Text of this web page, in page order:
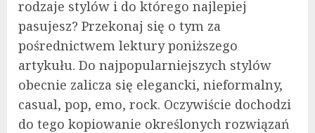
rodzaje stylów i do którego najlepiej
pasujesz? Przekonaj się o tym za
pośrednictwem lektury poniższego
artykułu. Do najpopularniejszych stylów
obecnie zalicza się elegancki, nieformalny,
casual, pop, emo, rock. Oczywiście dochodzi
do tego kopiowanie określonych rozwiązań